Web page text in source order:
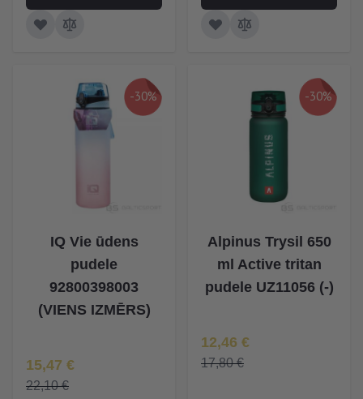
-30%
IQ Vie ūdens
pudele
92800398003
(VIENS IZMĒRS)
Īpaša Cena
15,47 €
22,10 €
-30%
Alpinus Trysil 650
ml Active tritan
pudele UZ11056 (-)
Īpaša Cena
12,46 €
17,80 €